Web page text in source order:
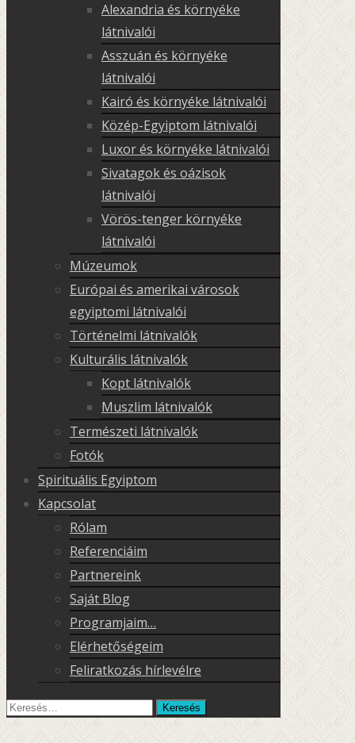
Alexandria és környéke
látnivalói
Asszuán és környéke
látnivalói
Kairó és környéke látnivalói
Közép-Egyiptom látnivalói
Luxor és környéke látnivalói
Sivatagok és oázisok
látnivalói
Vörös-tenger környéke
látnivalói
Múzeumok
Európai és amerikai városok
egyiptomi látnivalói
Történelmi látnivalók
Kulturális látnivalók
Kopt látnivalók
Muszlim látnivalók
Természeti látnivalók
Fotók
Spirituális Egyiptom
Kapcsolat
Rólam
Referenciáim
Partnereink
Saját Blog
Programjaim…
Elérhetőségeim
Feliratkozás hírlevélre
Keresés
erre: